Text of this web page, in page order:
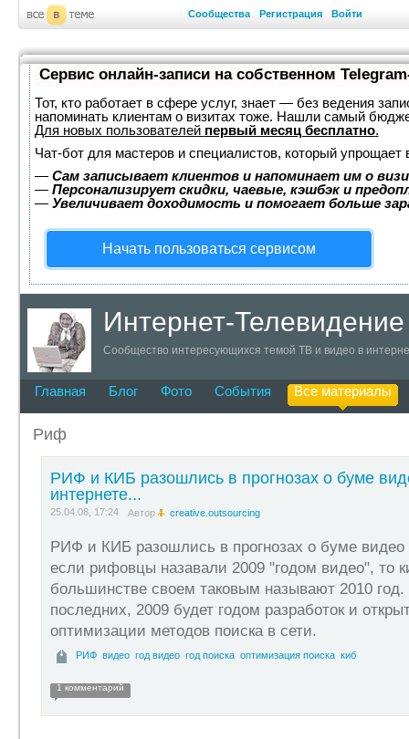
Сообщества Регистрация Войти
Сервис онлайн-записи на собственном
Тот, кто работает в сфере услуг, знает — без ведения
напоминать клиентам о визитах тоже. Нашли самый
Для новых пользователей первый месяц бесплатно.
Чат-бот для мастеров и специалистов, который упрощает
— Сам записывает клиентов и напоминает им о
— Персонализирует скидки, чаевые, кэшбэк и
— Увеличивает доходимость и помогает больше
Начать пользоваться сервисом
Интернет-Телевидение
Сообщество интересующихся темой ТВ и видео в
Главная Блог Фото События Все материалы
Риф
РИФ и КИБ разошлись в прогнозах о буме
интернете...
25.04.08, 17:24 Автор creative.outsourcing
РИФ и КИБ разошлись в прогнозах о буме видео
если рифовцы назавали 2009 "годом видео", то
большинстве своем таковым называют 2010
последних, 2009 будет годом разработок и
оптимизации методов поиска в сети.
РИФ видео год видео год поиска оптимизация поиска киб
1 комментарий